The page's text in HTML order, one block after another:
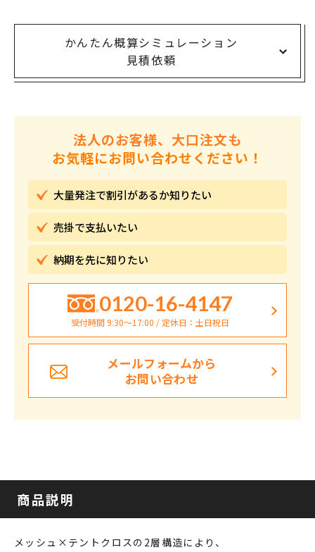
かんたん概算シミュレーション
見積依頼
法人のお客様、大口注文も
お気軽にお問い合わせください！
大量発注で割引があるか知りたい
売掛で支払いたい
納期を先に知りたい
0120-16-4147
受付時間 9:30〜17:00 / 定休日：土日祝日
メールフォームから
お問い合わせ
商品説明
メッシュ×テントクロスの2層構造により、